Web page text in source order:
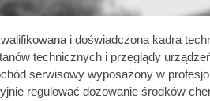
i doświadczona kadra
technicznych i przeglądy
serwisowy wyposażony w
regulować dozowanie środków